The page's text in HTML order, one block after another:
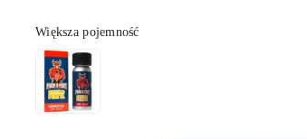
Wariant
Większa pojemność